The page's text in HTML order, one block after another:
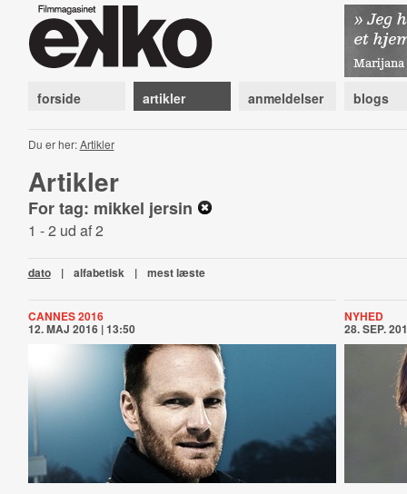
forside artikler anmeldelser blogs
Du er her:Artikler
Artikler
For tag: mikkel jersin
1 - 2 ud af 2
dato | alfabetisk | mest læste
CANNES 2016
12. MAJ 2016 | 13:50
NYHED
28. SEP.